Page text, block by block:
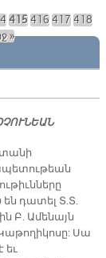
415416417418
»
են դատել Տ.Տ.
Բ. Ամենայն
Սա
եւ